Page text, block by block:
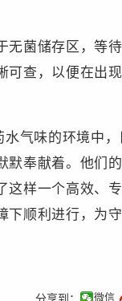
菌储存区，等
可查，以便在出
气味的环境中，
默奉献着。他们
这样一个高效、
下顺利进行，为
微信
分享到：